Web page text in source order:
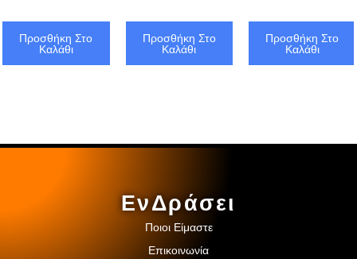
Προσθήκη Στο
Καλάθι
Προσθήκη Στο
Καλάθι
Προσθήκη Στο
Καλάθι
ΕνΔράσει
Ποιοι Είμαστε
Επικοινωνία